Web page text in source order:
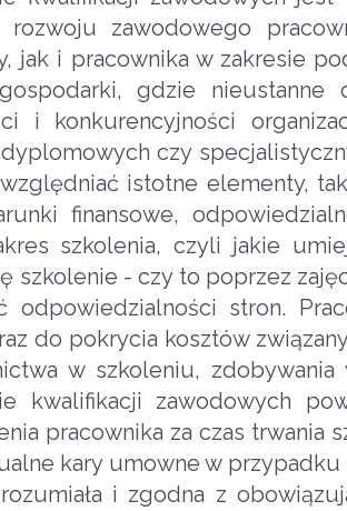
rozwoju zawodowego
jak i pracownika w zakresie
gdzie
i konkurencyjności
czy
istotne elementy,
finansowe,
szkolenia, czyli jakie
szkolenie - czy to poprzez
odpowiedzialności stron.
do pokrycia kosztów
w szkoleniu,
kwalifikacji zawodowych
pracownika za czas trwania
kary umowne w
i zgodna z